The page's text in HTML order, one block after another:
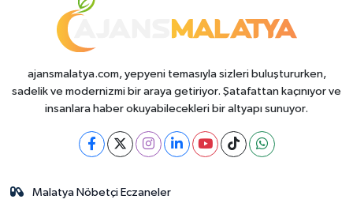
ajansmalatya.com, yepyeni temasıyla sizleri buluştururken,
sadelik ve modernizmi bir araya getiriyor. Şatafattan kaçınıyor ve
insanlara haber okuyabilecekleri bir altyapı sunuyor.
Malatya Nöbetçi Eczaneler